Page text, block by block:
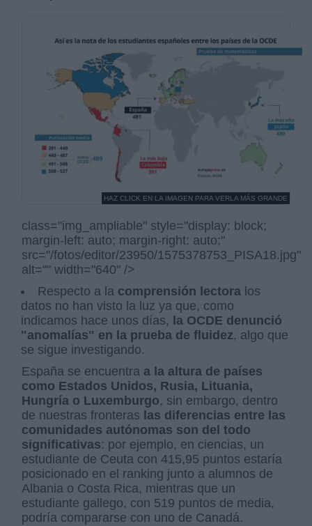
HAZ CLICK EN LA IMAGEN PARA VERLA MÁS GRANDE
class="img_ampliable" style="display: block;
margin-left: auto; margin-right: auto;"
src="/fotos/editor/23950/1575378753_PISA18.jpg"
alt="" width="640" />
Respecto a la comprensión lectora los
datos no han visto la luz ya que, como
indicamos hace unos días,
la OCDE denunció
"anomalías" en la prueba de fluidez, algo que
se sigue investigando.
España se encuentra a la altura de países
como Estados Unidos, Rusia, Lituania,
Hungría o Luxemburgo, sin embargo, dentro
de nuestras fronteras las diferencias entre las
comunidades autónomas son del todo
significativas: por ejemplo, en ciencias, un
estudiante de Ceuta con 415,95 puntos estaría
posicionado en el ranking junto a alumnos de
Albania o Costa Rica, mientras que un
estudiante gallego, con 519 puntos de media,
podría compararse con uno de Canadá.